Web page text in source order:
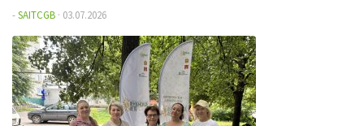
-SAITCGB · 03.07.2026